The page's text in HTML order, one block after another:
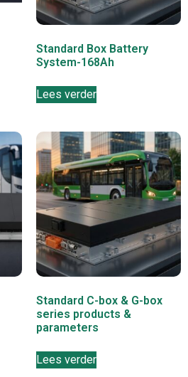
Standard Box Battery
System-168Ah
Lees verder
Standard C-box & G-box
series products &
parameters
Lees verder